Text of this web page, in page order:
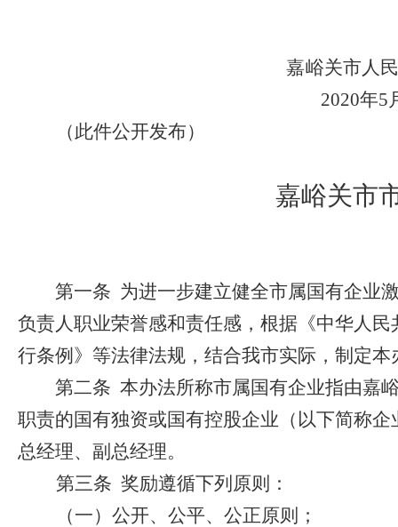
嘉峪关市人
2020年5
（此件公开发布）
嘉峪关市
第一条 为进一步建立健全市属国有企业
负责人职业荣誉感和责任感，根据《中华人民
行条例》等法律法规，结合我市实际，制定本
第二条 本办法所称市属国有企业指由嘉
职责的国有独资或国有控股企业（以下简称
总经理、副总经理。
第三条 奖励遵循下列原则：
（一） 公开、 公平、 公正原则；